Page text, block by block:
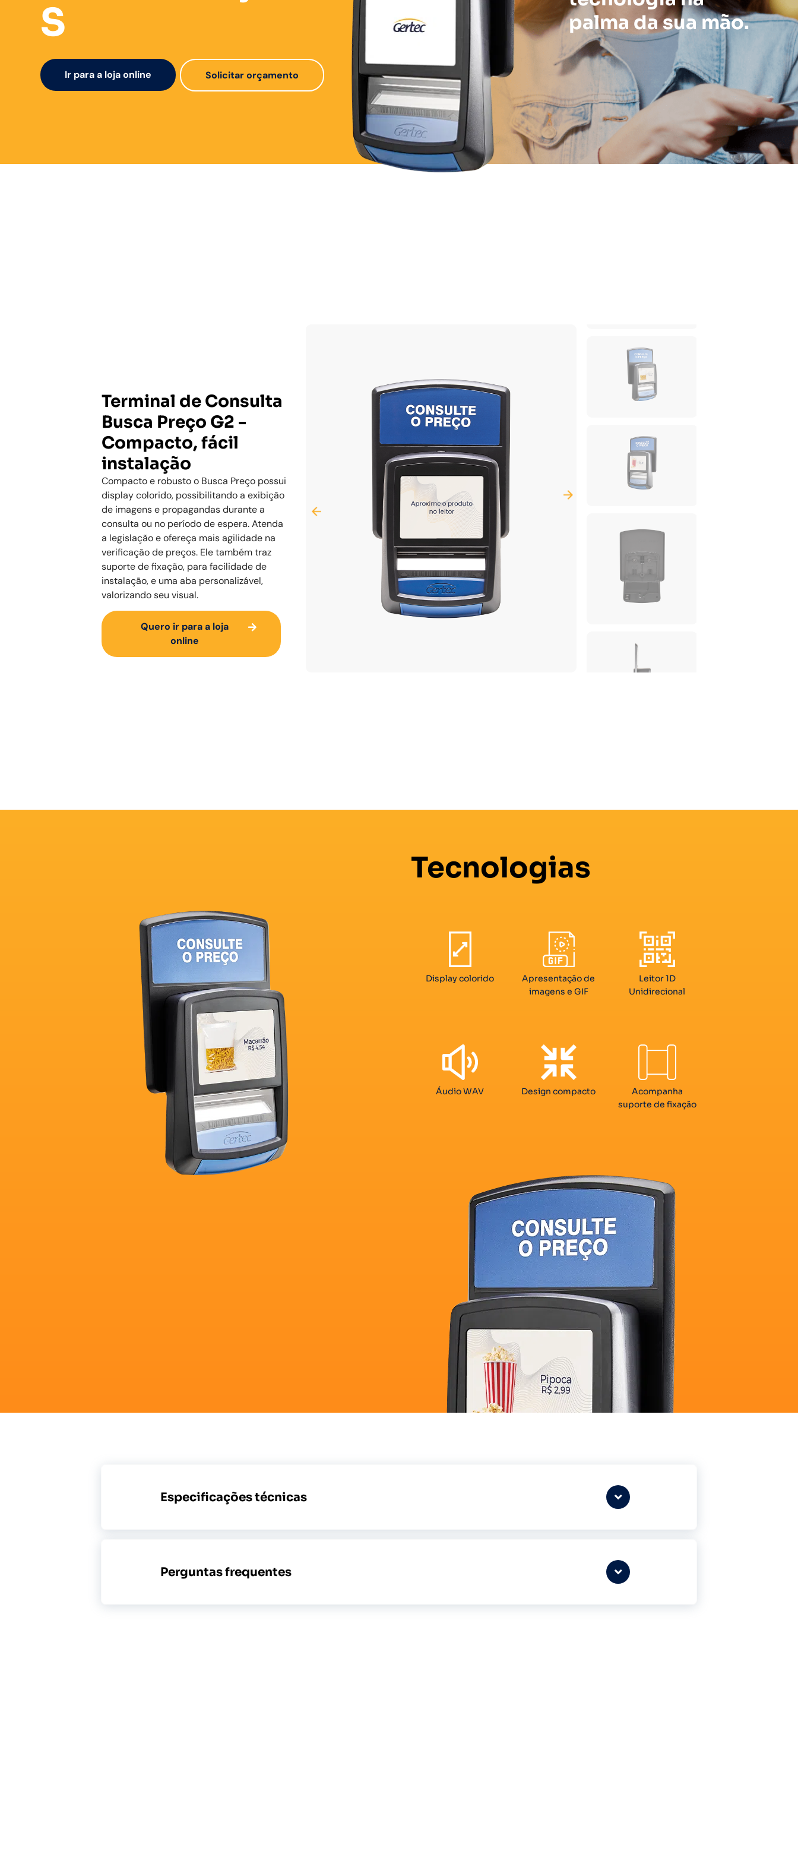
S
Ir para a loja online Solicitar orçamento
palma da sua mão.
Terminal de Consulta
Busca Preço G2 -
Compacto, fácil
instalação
Compacto e robusto o Busca Preço possui
display colorido, possibilitando a exibição
de imagens e propagandas durante a
consulta ou no período de espera. Atenda
a legislação e ofereça mais agilidade na
verificação de preços. Ele também traz
suporte de fixação, para facilidade de
instalação, e uma aba personalizável,
valorizando seu visual.
Quero ir para a loja
online
Tecnologias
Display colorido
Apresentação de
imagens e GIF
Leitor 1D
Unidirecional
Áudio WAV Design compacto
Acompanha
suporte de fixação
Especificações técnicas
Perguntas frequentes